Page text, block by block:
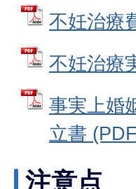
不妊治療
不妊治療
事実上婚
立書
注意点